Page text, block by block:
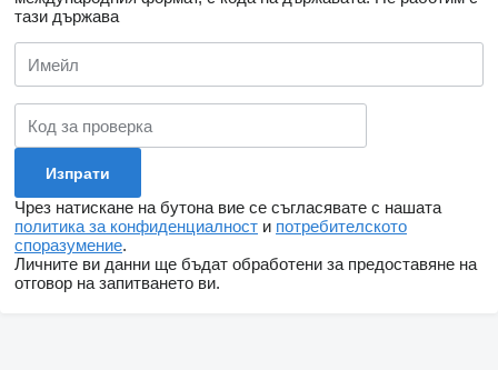
тази държава
Чрез натискане на бутона вие се съгласявате с нашата
политика за конфиденциалност и потребителското
споразумение.
Личните ви данни ще бъдат обработени за предоставяне на
отговор на запитването ви.